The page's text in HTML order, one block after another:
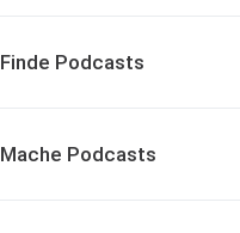
Finde Podcasts
Mache Podcasts